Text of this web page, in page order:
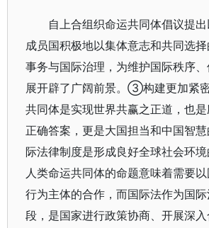
自上合组织命运共同体倡议提
成员国积极地以集体意志和共同选
事务与国际治理，为维护国际秩序
展开辟了广阔前景。③构建更加紧
共同体是实现世界共赢之正道，也
正确答案，更是大国担当和中国智
际法律制度是形成良好全球社会环
人类命运共同体的命题意味着需要
行为主体的合作，而国际法作为国
段，是国家进行政策协商、开展深